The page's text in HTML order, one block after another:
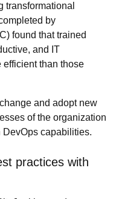
transformational
by
found that trained
and IT
efficient than those
and adopt new
of the organization
DevOps capabilities.
practices with